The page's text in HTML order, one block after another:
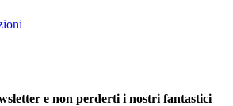
e non perderti i nostri fantastici